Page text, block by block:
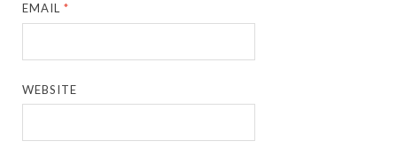
EMAIL*
WEBSITE